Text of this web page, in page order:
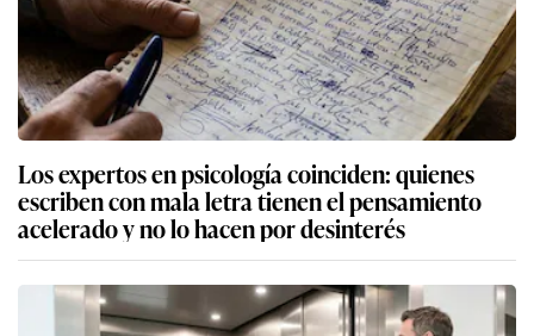
Los expertos en psicología coinciden: quienes
escriben con mala letra tienen el pensamiento
acelerado y no lo hacen por desinterés